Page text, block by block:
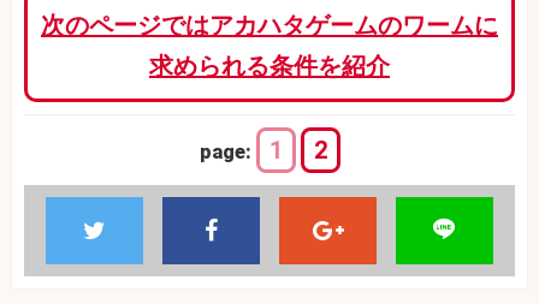
次のページではアカハタゲームのワームに
求められる条件を紹介
page: 1 2